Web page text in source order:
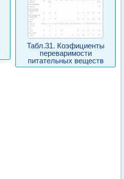
Табл.31. Коэфициенты
переваримости
питательных веществ